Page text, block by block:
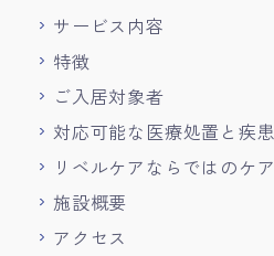
サービス内容
特徴
ご入居対象者
対応可能な医療処置と疾患
リベルケアならではのケア
施設概要
アクセス